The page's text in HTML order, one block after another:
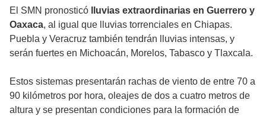
El SMN pronosticó lluvias extraordinarias en Guerrero y
Oaxaca, al igual que lluvias torrenciales en Chiapas.
Puebla y Veracruz también tendrán lluvias intensas, y
serán fuertes en Michoacán, Morelos, Tabasco y Tlaxcala.
Estos sistemas presentarán rachas de viento de entre 70 a
90 kilómetros por hora, oleajes de dos a cuatro metros de
altura y se presentan condiciones para la formación de